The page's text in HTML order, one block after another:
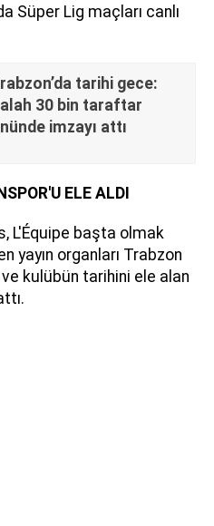
Süper Lig maçları canlı
tarihi gece:
30 bin taraftar
imzayı attı
ELE ALDI
L'Équipe başta olmak
yayın organları Trabzon
kulübün tarihini ele alan